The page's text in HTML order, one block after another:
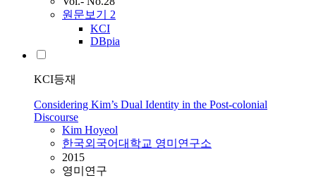
원문보기 2
KCI
DBpia
KCI등재
Considering Kim’s Dual Identity in the Post-colonial
Discourse
Kim Hoyeol
한국외국어대학교 영미연구소
2015
영미연구